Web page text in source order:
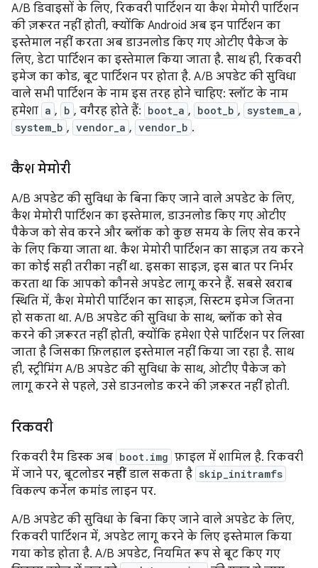
A/B डिवाइसों के लिए, रिकवरी पार्टिशन या कैश मेमोरी पार्टिशन
की ज़रूरत नहीं होती, क्योंकि Android अब इन पार्टिशन का
इस्तेमाल नहीं करता अब डाउनलोड किए गए ओटीए पैकेज के
लिए, डेटा पार्टिशन का इस्तेमाल किया जाता है. साथ ही, रिकवरी
इमेज का कोड, बूट पार्टिशन पर होता है. A/B अपडेट की सुविधा
वाले सभी पार्टिशन के नाम इस तरह होने चाहिए: स्लॉट के नाम
हमेशा a , b , वगैरह होते हैं: boot_a , boot_b , system_a ,
system_b , vendor_a , vendor_b .
कैश मेमोरी
A/B अपडेट की सुविधा के बिना किए जाने वाले अपडेट के लिए,
कैश मेमोरी पार्टिशन का इस्तेमाल, डाउनलोड किए गए ओटीए
पैकेज को सेव करने और ब्लॉक को कुछ समय के लिए सेव करने
के लिए किया जाता था. कैश मेमोरी पार्टिशन का साइज़ तय करने
का कोई सही तरीका नहीं था. इसका साइज़, इस बात पर निर्भर
करता था कि आपको कौनसे अपडेट लागू करने हैं. सबसे खराब
स्थिति में, कैश मेमोरी पार्टिशन का साइज़, सिस्टम इमेज जितना
हो सकता था. A/B अपडेट की सुविधा के साथ, ब्लॉक को सेव
करने की ज़रूरत नहीं होती, क्योंकि हमेशा ऐसे पार्टिशन पर लिखा
जाता है जिसका फ़िलहाल इस्तेमाल नहीं किया जा रहा है. साथ
ही, स्ट्रीमिंग A/B अपडेट की सुविधा के साथ, ओटीए पैकेज को
लागू करने से पहले, उसे डाउनलोड करने की ज़रूरत नहीं होती.
रिकवरी
रिकवरी रैम डिस्क अब boot.img फ़ाइल में शामिल है. रिकवरी
में जाने पर, बूटलोडर नहीं डाल सकता है skip_initramfs
विकल्प कर्नेल कमांड लाइन पर.
A/B अपडेट की सुविधा के बिना किए जाने वाले अपडेट के लिए,
रिकवरी पार्टिशन में, अपडेट लागू करने के लिए इस्तेमाल किया
गया कोड होता है. A/B अपडेट, नियमित रूप से बूट किए गए